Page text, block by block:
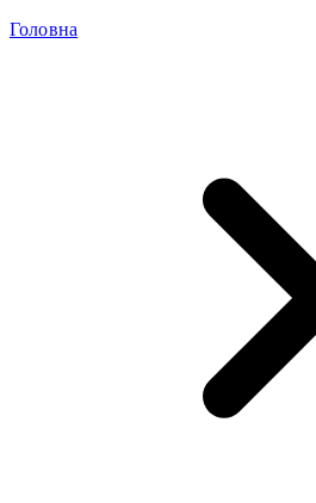
Головна